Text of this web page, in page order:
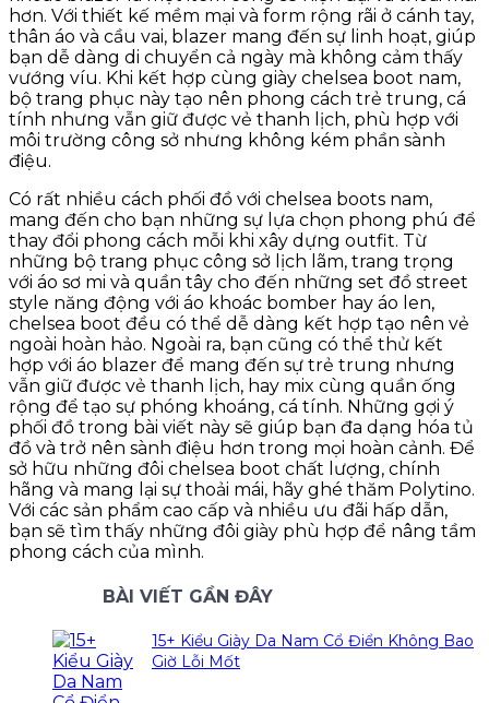
hơn. Với thiết kế mềm mại và form rộng rãi ở cánh tay,
thân áo và cầu vai, blazer mang đến sự linh hoạt, giúp
bạn dễ dàng di chuyển cả ngày mà không cảm thấy
vướng víu. Khi kết hợp cùng giày chelsea boot nam,
bộ trang phục này tạo nên phong cách trẻ trung, cá
tính nhưng vẫn giữ được vẻ thanh lịch, phù hợp với
môi trường công sở nhưng không kém phần sành
điệu.
Có rất nhiều cách phối đồ với chelsea boots nam,
mang đến cho bạn những sự lựa chọn phong phú để
thay đổi phong cách mỗi khi xây dựng outfit. Từ
những bộ trang phục công sở lịch lãm, trang trọng
với áo sơ mi và quần tây cho đến những set đồ street
style năng động với áo khoác bomber hay áo len,
chelsea boot đều có thể dễ dàng kết hợp tạo nên vẻ
ngoài hoàn hảo. Ngoài ra, bạn cũng có thể thử kết
hợp với áo blazer để mang đến sự trẻ trung nhưng
vẫn giữ được vẻ thanh lịch, hay mix cùng quần ống
rộng để tạo sự phóng khoáng, cá tính. Những gợi ý
phối đồ trong bài viết này sẽ giúp bạn đa dạng hóa tủ
đồ và trở nên sành điệu hơn trong mọi hoàn cảnh. Để
sở hữu những đôi chelsea boot chất lượng, chính
hãng và mang lại sự thoải mái, hãy ghé thăm Polytino.
Với các sản phẩm cao cấp và nhiều ưu đãi hấp dẫn,
bạn sẽ tìm thấy những đôi giày phù hợp để nâng tầm
phong cách của mình.
BÀI VIẾT GẦN ĐÂY
15+ Kiểu Giày Da Nam Cổ Điển Không Bao
Giờ Lỗi Mốt